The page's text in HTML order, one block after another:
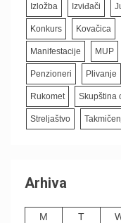
Izložba Izviđači
Konkurs Kovačica
Manifestacije MUP
Penzioneri Plivanje
Rukomet Skupština
Streljaštvo
Arhiva
M
T